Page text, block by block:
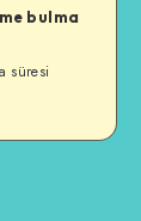
bulma
süresi